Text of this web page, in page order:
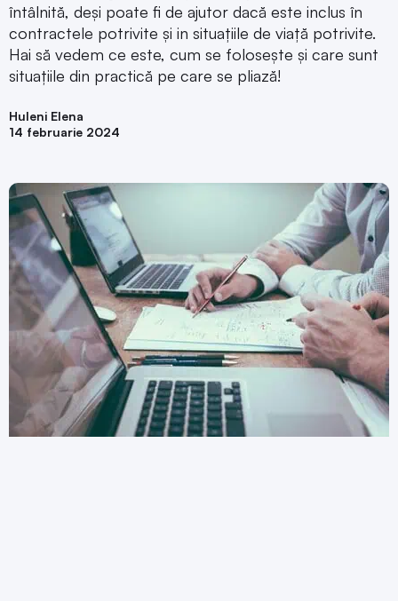
întâlnită, deși poate fi de ajutor dacă este inclus în
contractele potrivite și in situațiile de viață potrivite.
Hai să vedem ce este, cum se folosește și care sunt
situațiile din practică pe care se pliază!
Huleni Elena
14 februarie 2024